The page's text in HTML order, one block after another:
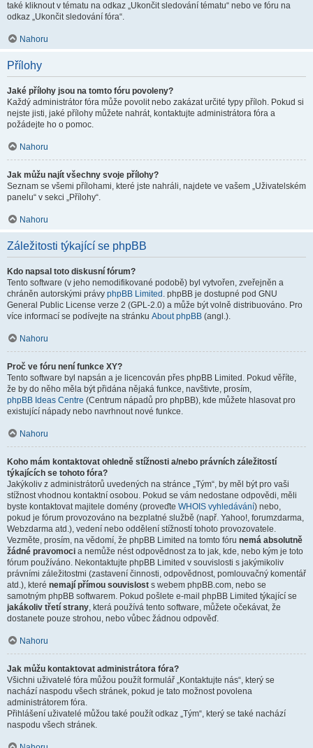
také kliknout v tématu na odkaz „Ukončit sledování tématu“ nebo ve fóru na
odkaz „Ukončit sledování fóra“.
Nahoru
Přílohy
Jaké přílohy jsou na tomto fóru povoleny?
Každý administrátor fóra může povolit nebo zakázat určité typy příloh. Pokud si
nejste jisti, jaké přílohy můžete nahrát, kontaktujte administrátora fóra a
požádejte ho o pomoc.
Nahoru
Jak můžu najít všechny svoje přílohy?
Seznam se všemi přílohami, které jste nahráli, najdete ve vašem „Uživatelském
panelu“ v sekci „Přílohy“.
Nahoru
Záležitosti týkající se phpBB
Kdo napsal toto diskusní fórum?
Tento software (v jeho nemodifikované podobě) byl vytvořen, zveřejněn a
chráněn autorskými právy phpBB Limited . phpBB je dostupné pod GNU
General Public License verze 2 (GPL-2.0) a může být volně distribuováno. Pro
více informací se podívejte na stránku About phpBB (angl.).
Nahoru
Proč ve fóru není funkce XY?
Tento software byl napsán a je licencován přes phpBB Limited. Pokud věříte,
že by do něho měla být přidána nějaká funkce, navštivte, prosím,
phpBB Ideas Centre (Centrum nápadů pro phpBB), kde můžete hlasovat pro
existující nápady nebo navrhnout nové funkce.
Nahoru
Koho mám kontaktovat ohledně stížnosti a/nebo právních záležitostí
týkajících se tohoto fóra?
Jakýkoliv z administrátorů uvedených na stránce „Tým“, by měl být pro vaši
stížnost vhodnou kontaktní osobou. Pokud se vám nedostane odpovědi, měli
byste kontaktovat majitele domény (proveďte WHOIS vyhledávání) nebo,
pokud je fórum provozováno na bezplatné službě (např. Yahoo!, forumzdarma,
Webzdarma atd.), vedení nebo oddělení stížností tohoto provozovatele.
Vezměte, prosím, na vědomí, že phpBB Limited na tomto fóru nemá absolutně
žádné pravomoci a nemůže nést odpovědnost za to jak, kde, nebo kým je toto
fórum používáno. Nekontaktujte phpBB Limited v souvislosti s jakýmikoliv
právními záležitostmi (zastavení činnosti, odpovědnost, pomlouvačný komentář
atd.), které nemají přímou souvislost s webem phpBB.com, nebo se
samotným phpBB softwarem. Pokud pošlete e-mail phpBB Limited týkající se
jakákoliv třetí strany, která používá tento software, můžete očekávat, že
dostanete pouze strohou, nebo vůbec žádnou odpověď.
Nahoru
Jak můžu kontaktovat administrátora fóra?
Všichni uživatelé fóra můžou použít formulář „Kontaktujte nás“, který se
nachází naspodu všech stránek, pokud je tato možnost povolena
administrátorem fóra.
Přihlášení uživatelé můžou také použít odkaz „Tým“, který se také nachází
naspodu všech stránek.